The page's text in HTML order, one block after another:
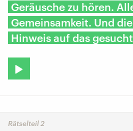
Geräusche zu hören.
Gemeinsamkeit. Und
Hinweis auf das
Rätselteil 2